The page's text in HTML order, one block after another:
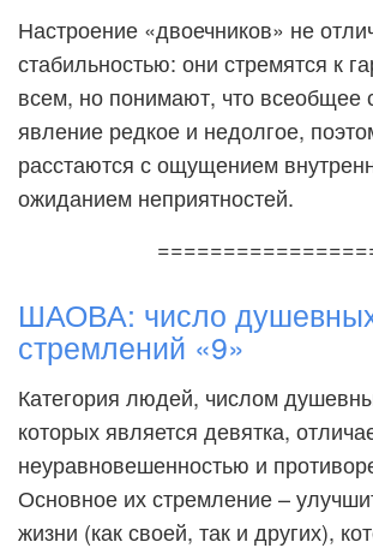
Настроение «двоечников» не
стабильностью: они стремятся к
всем, но понимают, что всеобщее
явление редкое и недолгое,
расстаются с ощущением
ожиданием неприятностей.
ШАОВА: число
стремлений «9»
Категория людей, числом
которых является девятка,
неуравновешенностью и
Основное их стремление –
жизни (как своей, так и других),